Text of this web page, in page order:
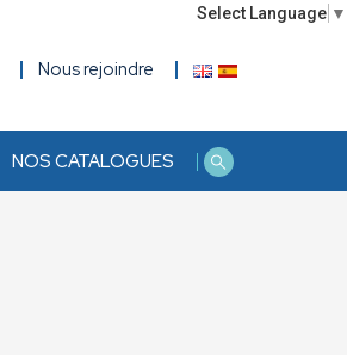
Select Language ▼
Nous rejoindre
NOS CATALOGUES